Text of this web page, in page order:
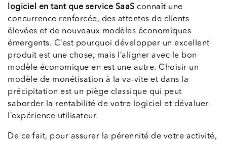
logiciel en tant que service SaaS connaît une
concurrence renforcée, des attentes de clients
élevées et de nouveaux modèles économiques
émergents. C’est pourquoi développer un excellent
produit est une chose, mais l’aligner avec le bon
modèle économique en est une autre. Choisir un
modèle de monétisation à la va-vite et dans la
précipitation est un piège classique qui peut
saborder la rentabilité de votre logiciel et dévaluer
l’expérience utilisateur.
De ce fait, pour assurer la pérennité de votre activité,